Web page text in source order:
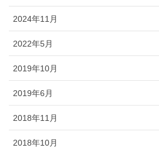
2024年11月
2022年5月
2019年10月
2019年6月
2018年11月
2018年10月